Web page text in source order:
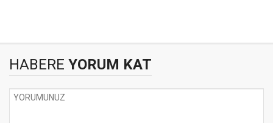
HABERE YORUM KAT